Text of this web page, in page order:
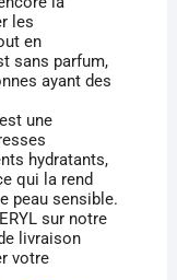
les
en
sans parfum,
ayant des
une
hydratants,
qui la rend
peau sensible.
sur notre
livraison
votre